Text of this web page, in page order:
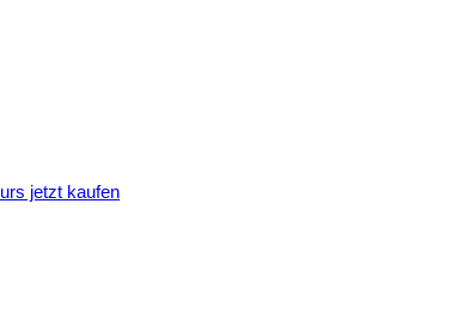
jetzt kaufen